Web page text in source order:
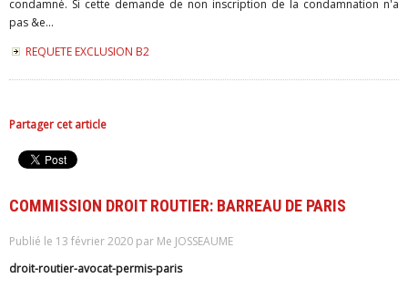
condamné. Si cette demande de non inscription de la condamnation n'a
pas &e...
REQUETE EXCLUSION B2
Partager cet article
COMMISSION DROIT ROUTIER: BARREAU DE PARIS
Publié le 13 février 2020 par Me JOSSEAUME
droit-routier-avocat-permis-paris